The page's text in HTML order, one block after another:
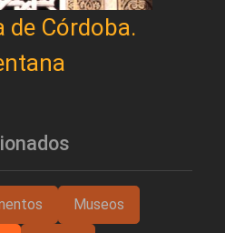
de Córdoba.
Museos